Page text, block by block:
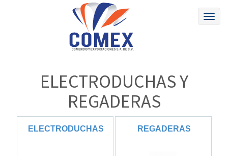
ELECTRODUCHASY
REGADERAS
ELECTRODUCHAS REGADERAS